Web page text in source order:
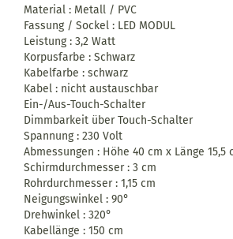
Material : Metall / PVC
Fassung / Sockel : LED MODUL
Leistung : 3,2 Watt
Korpusfarbe : Schwarz
Kabelfarbe : schwarz
Kabel : nicht austauschbar
Ein-/Aus-Touch-Schalter
Dimmbarkeit über Touch-Schalter
Spannung : 230 Volt
Abmessungen : Höhe 40 cm x Länge 15,5
Schirmdurchmesser : 3 cm
Rohrdurchmesser : 1,15 cm
Neigungswinkel : 90°
Drehwinkel : 320°
Kabellänge : 150 cm